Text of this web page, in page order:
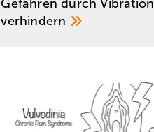
Gefahren durch Vibration
verhindern